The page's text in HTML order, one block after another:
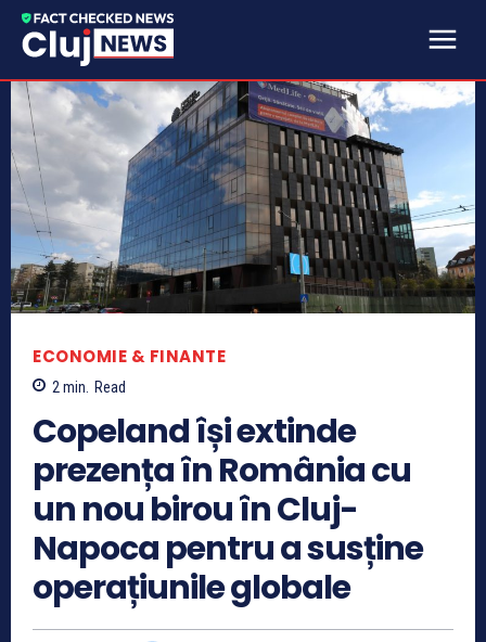
ECONOMIE & FINANTE
2 min. Read
Copeland își extinde
prezența în România cu
un nou birou în Cluj-
Napoca pentru a susține
operațiunile globale